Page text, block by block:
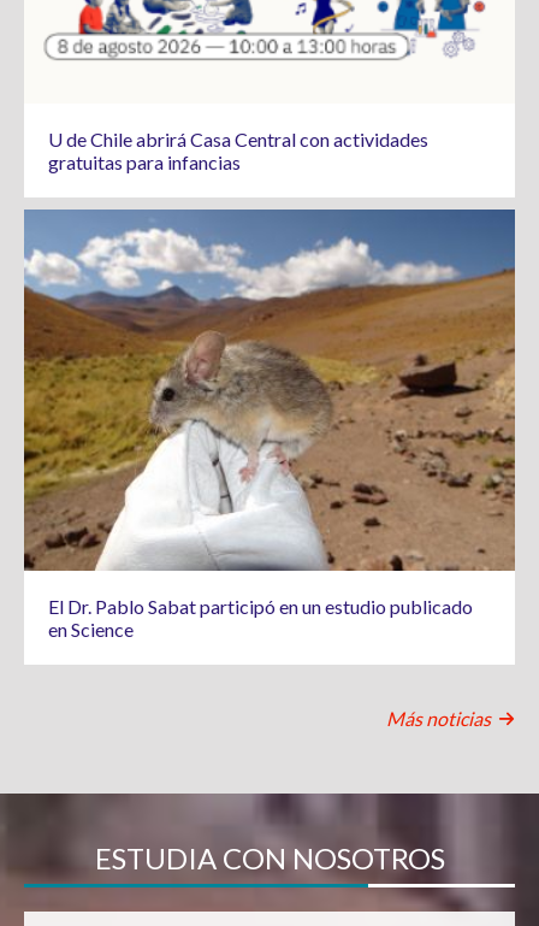
U de Chile abrirá Casa Central con actividades
gratuitas para infancias
El Dr. Pablo Sabat participó en un estudio publicado
en Science
Más noticias
ESTUDIA CON NOSOTROS